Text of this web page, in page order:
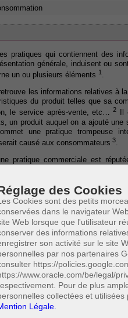
des Cookies
Cookies sont des petits
dans le navigateur
Web lorsque que l'utilisateur
des informations
son activité sur le site
par nos partenaires
https://
www.oracle.com/be/legal/
Pour de plus
collectées et
Légale.
pratiques qui contiennent des
générale, induisent ou
un ou plusieurs éléments 1 .
les informations relatives à
du produit telles que sa
le service après-vente, etc… 2
un produit auquel on a ajouté une
une pratique trompeuse
causé aux consommateurs 3
pratique commerciale est
ses caractéristiques et des
à prendre une décision
produit, y compris la publicité
ou autre signe distinctif d'un
contenus dans un code
d'intention, mais sont
commerciale, indique qu'elle
de droit économique condamne
essentielle dont le
fournir une information